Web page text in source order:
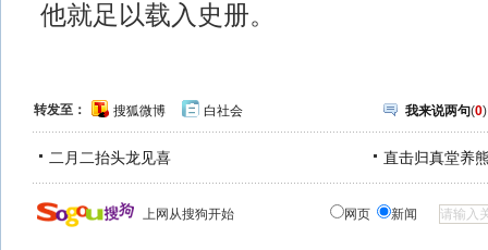
他就足以载入史册。
转发至： 搜狐微博 白社会 我来说两句(0)
二月二抬头龙见喜 直击归真堂养
上网从搜狗开始 网页 新闻